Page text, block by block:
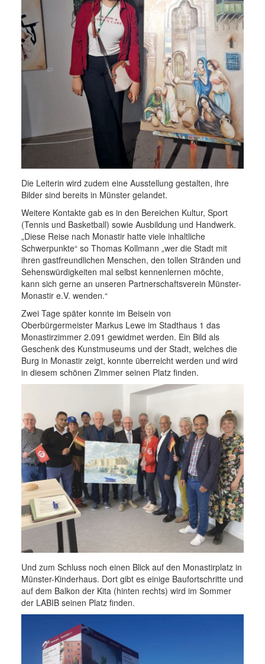
Die Leiterin wird zudem eine Ausstellung gestalten, ihre
Bilder sind bereits in Münster gelandet.
Weitere Kontakte gab es in den Bereichen Kultur, Sport
(Tennis und Basketball) sowie Ausbildung und Handwerk.
„Diese Reise nach Monastir hatte viele inhaltliche
Schwerpunkte“ so Thomas Kollmann „wer die Stadt mit
ihren gastfreundlichen Menschen, den tollen Stränden und
Sehenswürdigkeiten mal selbst kennenlernen möchte,
kann sich gerne an unseren Partnerschaftsverein Münster-
Monastir e.V. wenden.“
Zwei Tage später konnte im Beisein von
Oberbürgermeister Markus Lewe im Stadthaus 1 das
Monastirzimmer 2.091 gewidmet werden. Ein Bild als
Geschenk des Kunstmuseums und der Stadt, welches die
Burg in Monastir zeigt, konnte überreicht werden und wird
in diesem schönen Zimmer seinen Platz finden.
Und zum Schluss noch einen Blick auf den Monastirplatz in
Münster-Kinderhaus. Dort gibt es einige Baufortschritte und
auf dem Balkon der Kita (hinten rechts) wird im Sommer
der LABIB seinen Platz finden.